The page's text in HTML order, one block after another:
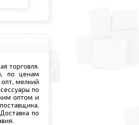
торговля.
по ценам
мелкий
по
оптом и
по